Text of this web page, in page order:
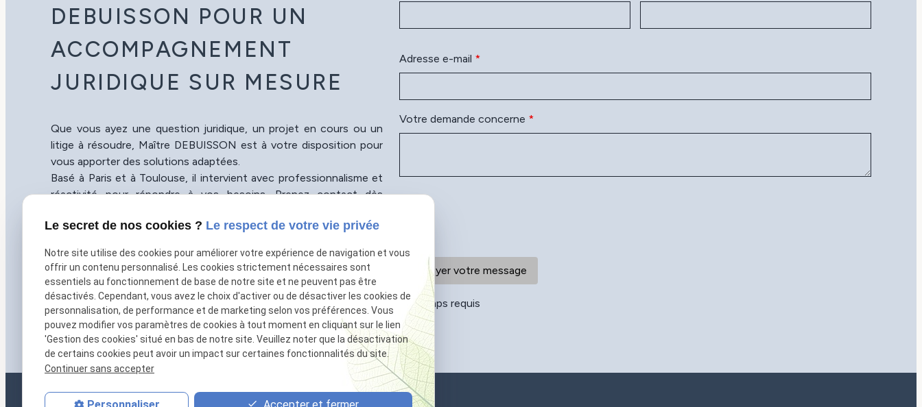
DEBUISSON POUR UN
ACCOMPAGNEMENT
JURIDIQUE SUR MESURE
Que vous ayez une question juridique, un projet en cours ou un
litige à résoudre, Maître DEBUISSON est à votre disposition pour
vous apporter des solutions adaptées.
Basé à Paris et à Toulouse, il intervient avec professionnalisme et
réactivité pour répondre à vos besoins. Prenez contact dès
sérénité.
01 86 65 78 92
Horaires du cabinet
Du lundi au jeudi : 09h30-19h30
Le vendredi : 09h30-18h00
Sur rendez-vous
Adresse e-mail *
Votre demande concerne *
*Champs requis
Le secret de nos cookies ? Le respect de votre vie privée
Notre site utilise des cookies pour améliorer votre expérience de navigation et vous
offrir un contenu personnalisé. Les cookies strictement nécessaires sont
essentiels au fonctionnement de base de notre site et ne peuvent pas être
désactivés. Cependant, vous avez le choix d'activer ou de désactiver les cookies de
personnalisation, de performance et de marketing selon vos préférences. Vous
pouvez modifier vos paramètres de cookies à tout moment en cliquant sur le lien
'Gestion des cookies' situé en bas de notre site. Veuillez noter que la désactivation
de certains cookies peut avoir un impact sur certaines fonctionnalités du site.
Continuer sans accepter